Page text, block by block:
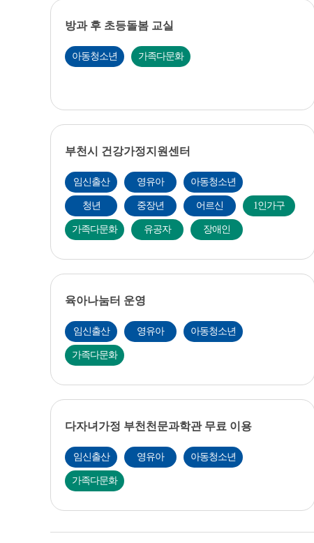
방과 후 초등돌봄 교실
아동청소년 가족다문화
부천시 건강가정지원센터
임신출산 영유아 아동청소년
청년 중장년 어르신 1인가구
가족다문화 유공자 장애인
육아나눔터 운영
임신출산 영유아 아동청소년
가족다문화
다자녀가정 부천천문과학관 무료 이용
임신출산 영유아 아동청소년
가족다문화